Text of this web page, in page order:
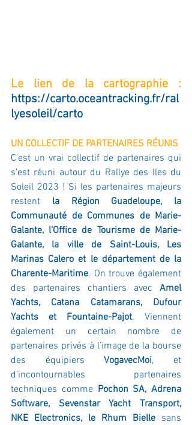
Le lien de la cartographie :
https://carto.oceantracking.fr/ral
lyesoleil/carto
UN COLLECTIF DE PARTENAIRES RÉUNIS
C’est un vrai collectif de partenaires qui
s’est réuni autour du Rallye des Iles du
Soleil 2023 ! Si les partenaires majeurs
restent la Région Guadeloupe, la
Communauté de Communes de Marie-
Galante, l’Office de Tourisme de Marie-
Galante, la ville de Saint-Louis, Les
Marinas Calero et le département de la
Charente-Maritime. On trouve également
des partenaires chantiers avec Amel
Yachts, Catana Catamarans, Dufour
Yachts et Fountaine-Pajot. Viennent
également un certain nombre de
partenaires privés à l’image de la bourse
des équipiers VogavecMoi, et
d’incontournables partenaires
techniques comme Pochon SA, Adrena
Software, Sevenstar Yacht Transport,
NKE Electronics, le Rhum Bielle sans